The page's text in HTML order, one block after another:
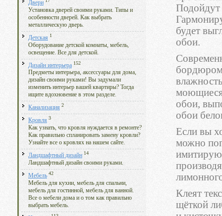
Двери
Установка дверей своими руками. Типы и
особенности дверей. Как выбрать
металлическую дверь.
Детская 1
Оборудование детской комнаты, мебель,
освещение. Все для детской.
Дизайн интерьера 152
Предметы интерьера, аксессуары для дома,
дизайн своими руками! Вы задумали
изменить интерьер вашей квартиры? Тогда
ищите вдохновение в этом разделе.
Канализация 2
Кровля 3
Как узнать, что кровля нуждается в ремонте?
Как правильно спланировать замену кровли?
Узнайте все о кровлях на нашем сайте.
Ландшафтный дизайн 14
Ландшафтный дизайн своими руками.
Мебель 42
Мебель для кухни, мебель для спальни,
мебель для гостинной, мебель для ванной.
Все о мебели дома и о том как правильно
выбрать мебель.
Подойдут
будет
обои.
моющиеся
обои,
обои
Если вы
можно
Клеят
щёткой